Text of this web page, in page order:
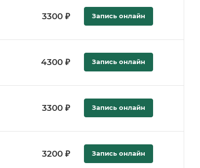
3300 ₽ Запись онлайн
4300 ₽ Запись онлайн
3300 ₽ Запись онлайн
3200 ₽ Запись онлайн